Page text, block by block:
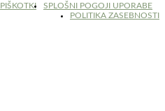
PIŠKOTKI
SPLOŠNI POGOJI UPORABE
POLITIKA ZASEBNOSTI